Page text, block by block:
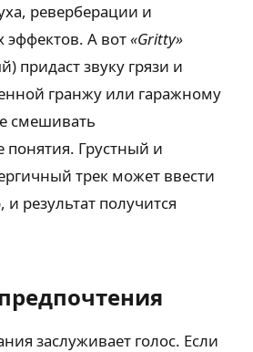
реверберации и
эффектов. А вот«Gritty»
придаст звуку грязи и
гранжу или гаражному
смешивать
Грустный и
трек может ввести
и результат получится
заслуживает голос. Если